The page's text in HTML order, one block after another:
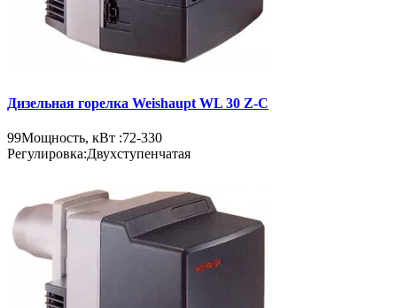
Дизельная горелка Weishaupt WL 30 Z-C
99Мощность, кВт :72-330
Регулировка:Двухступенчатая